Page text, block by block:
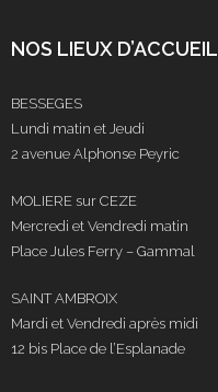
NOS LIEUX D’ACCUEIL
BESSEGES
Lundi matin et Jeudi
2 avenue Alphonse Peyric
MOLIERE sur CEZE
Mercredi et Vendredi matin
Place Jules Ferry – Gammal
SAINT AMBROIX
Mardi et Vendredi après midi
12 bis Place de l’Esplanade